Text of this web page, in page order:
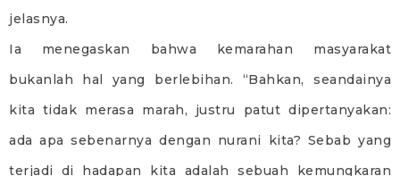
jelasnya.
Ia menegaskan bahwa kemarahan masyarakat
bukanlah hal yang berlebihan. “Bahkan, seandainya
kita tidak merasa marah, justru patut dipertanyakan:
ada apa sebenarnya dengan nurani kita? Sebab yang
terjadi di hadapan kita adalah sebuah kemungkaran